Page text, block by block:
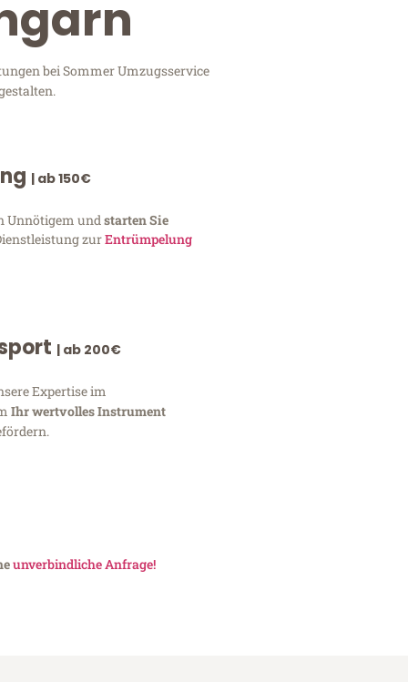
bei Sommer Umzugsservice
| ab 150€
Unnötigem undstarten Sie
zurEntrümpelung
| ab 200€
Expertise im
Ihr wertvolles Instrument
unverbindliche Anfrage!